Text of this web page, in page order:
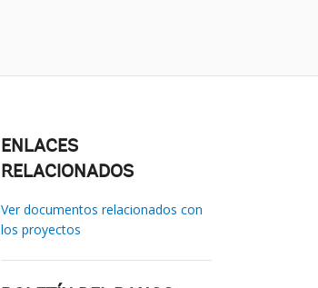
ENLACES
RELACIONADOS
Ver documentos relacionados con
los proyectos